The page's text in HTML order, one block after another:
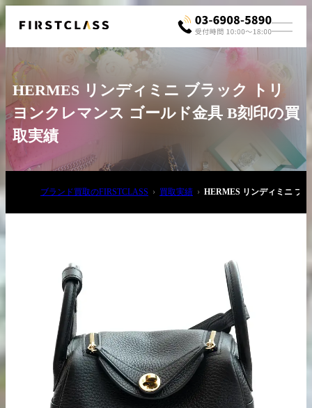
03-6908-5890
出張買取の
お申込み
宅配買取の
お申込み
HERMES リンディミニ ブラック トリ
ヨンクレマンス ゴールド金具 B刻印の買
取実績
ブランド買取のFIRSTCLASS 買取実績 HERMES リンディミニ ブ